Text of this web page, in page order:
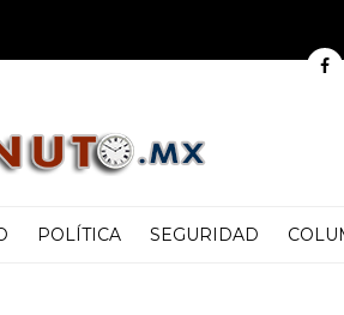
POLÍTICA SEGURIDAD